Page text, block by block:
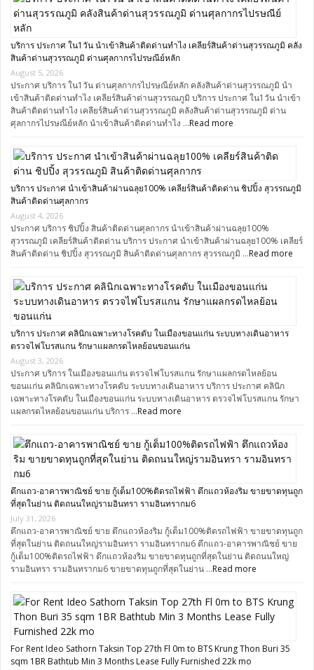
บริการ ประกาศ ใน1วัน นำเข้าสินค้าติดด่านทำไง เคลียร์สินค้าด่านสุวรรณภูมิ คลัง
สินค้าด่านสุวรรณภูมิ ด่านศุลกากรไปรษณีย์หลัก
August 5, 2026
ประกาศ บริการ ใน1วัน ด่านศุลกากรไปรษณีย์หลัก คลังสินค้าด่านสุวรรณภูมิ นำ
เข้าสินค้าติดด่านทำไง เคลียร์สินค้าด่านสุวรรณภูมิ บริการ ประกาศ ใน1วัน นำเข้า
สินค้าติดด่านทำไง เคลียร์สินค้าด่านสุวรรณภูมิ คลังสินค้าด่านสุวรรณภูมิ ด่าน
ศุลกากรไปรษณีย์หลัก นำเข้าสินค้าติดด่านทำไง …Read more
บริการ ประกาศ นำเข้าสินค้าผ่านฉลุย100% เคลียร์สินค้าติดด่าน ชิปปิ้ง สุวรรณภูมิ
สินค้าติดด่านศุลกากร
August 4, 2026
ประกาศ บริการ ชิปปิ้ง สินค้าติดด่านศุลกากร นำเข้าสินค้าผ่านฉลุย100%
สุวรรณภูมิ เคลียร์สินค้าติดด่าน บริการ ประกาศ นำเข้าสินค้าผ่านฉลุย100% เคลียร์
สินค้าติดด่าน ชิปปิ้ง สุวรรณภูมิ สินค้าติดด่านศุลกากร สุวรรณภูมิ …Read more
บริการ ประกาศ คลินิกเฉพาะทางโรคตับ ในเมืองขอนแก่น ระบบทางเดินอาหาร
ตรวจไฟโบรสแกน รักษาแผลกรดไหลย้อนขอนแก่น
August 3, 2026
ประกาศ บริการ ในเมืองขอนแก่น ตรวจไฟโบรสแกน รักษาแผลกรดไหลย้อน
ขอนแก่น คลินิกเฉพาะทางโรคตับ ระบบทางเดินอาหาร บริการ ประกาศ คลินิก
เฉพาะทางโรคตับ ในเมืองขอนแก่น ระบบทางเดินอาหาร ตรวจไฟโบรสแกน รักษา
แผลกรดไหลย้อนขอนแก่น บริการ …Read more
ตึกแถว-อาคารพาณิชย์ ขาย กู้เต็ม100%ติดรถไฟฟ้า ตึกแถวห้องริม ขายขาดทุนถูก
ที่สุดในย่าน ติดถนนใหญ่รามอินทรา รามอินทรากม6
July 31, 2026
ตึกแถว-อาคารพาณิชย์ ขาย ตึกแถวห้องริม กู้เต็ม100%ติดรถไฟฟ้า ขายขาดทุนถูก
ที่สุดในย่าน ติดถนนใหญ่รามอินทรา รามอินทรากม6 ตึกแถว-อาคารพาณิชย์ ขาย
กู้เต็ม100%ติดรถไฟฟ้า ตึกแถวห้องริม ขายขาดทุนถูกที่สุดในย่าน ติดถนนใหญ่
รามอินทรา รามอินทรากม6 ขายขาดทุนถูกที่สุดในย่าน …Read more
For Rent Ideo Sathorn Taksin Top 27th Fl 0m to BTS Krung Thon Buri 35
sqm 1BR Bathtub Min 3 Months Lease Fully Furnished 22k mo